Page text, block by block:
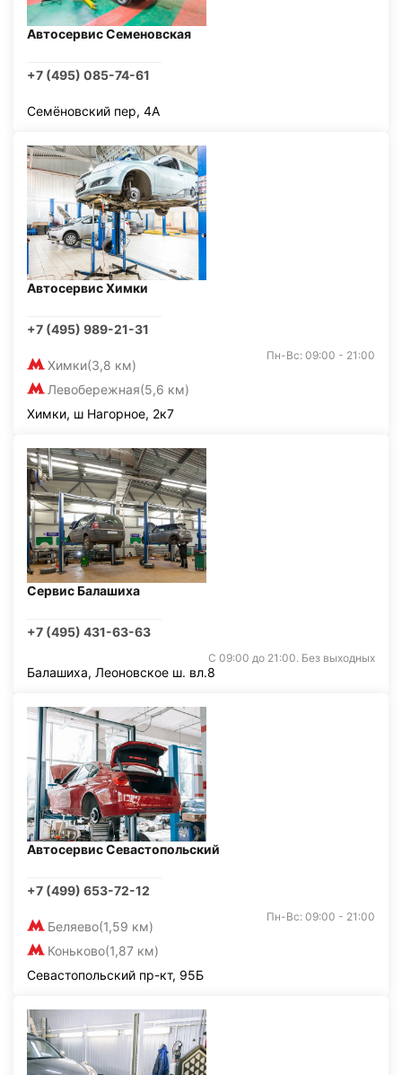
Автосервис Семеновская
+7 (495) 085-74-61
Семёновский пер, 4А
Автосервис Химки
+7 (495) 989-21-31
Химки(3,8 км)
Левобережная(5,6 км)
Пн-Вс: 09:00 - 21:00
Химки, ш Нагорное, 2к7
Сервис Балашиха
+7 (495) 431-63-63
С 09:00 до 21:00. Без выходных
Балашиха, Леоновское ш. вл.8
Автосервис Севастопольский
+7 (499) 653-72-12
Беляево(1,59 км)
Коньково(1,87 км)
Пн-Вс: 09:00 - 21:00
Севастопольский пр-кт, 95Б